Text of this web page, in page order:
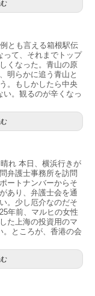
とも言える箱根駅伝
って、それまでトップ
くなった。青山の原
明らかに追う青山と
。もしかしたら中央
い。観るのが辛くなっ
れ 本日、横浜行きが
弁護士事務所を訪問
ートナンバーからそ
あり、弁護士会を通
。少し厄介なのだそ
年前、マルヒの女性
た上海の投資用のマ
。ところが、香港の会